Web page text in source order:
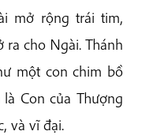
mở rộng trái tim,
ra cho Ngài. Thánh
một con chim bồ
Con của Thượng
và vĩ đại.